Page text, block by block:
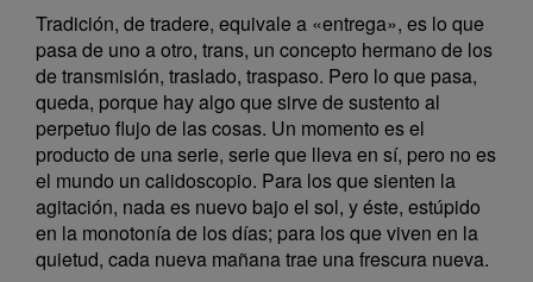
Tradición, de tradere, equivale a «entrega», es lo que
pasa de uno a otro, trans, un concepto hermano de los
de transmisión, traslado, traspaso. Pero lo que pasa,
queda, porque hay algo que sirve de sustento al
perpetuo flujo de las cosas. Un momento es el
producto de una serie, serie que lleva en sí, pero no es
el mundo un calidoscopio. Para los que sienten la
agitación, nada es nuevo bajo el sol, y éste, estúpido
en la monotonía de los días; para los que viven en la
quietud, cada nueva mañana trae una frescura nueva.